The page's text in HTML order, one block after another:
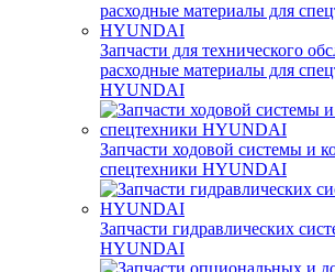
Запчасти для технического
расходные материалы для
HYUNDAI
Запчасти ходовой системы и
спецтехники HYUNDAI
Запчасти гидравлических
HYUNDAI